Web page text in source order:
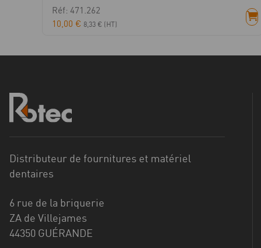
Réf: 471.262
10,00 € 8,33 € (HT)
Distributeur de fournitures et matériel
dentaires
6 rue de la briquerie
ZA de Villejames
44350 GUÉRANDE